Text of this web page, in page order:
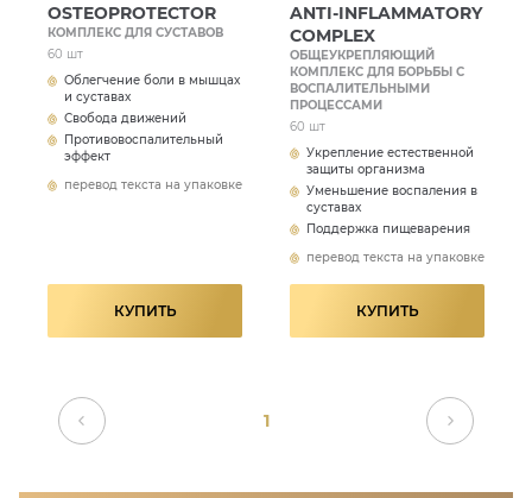
OSTEOPROTECTOR
КОМПЛЕКС ДЛЯ СУСТАВОВ
60 шт
Облегчение боли в мышцах
и суставах
Свобода движений
Противовоспалительный
эффект
перевод текста на упаковке
КУПИТЬ
ANTI-INFLAMMATORY
COMPLEX
ОБЩЕУКРЕПЛЯЮЩИЙ
КОМПЛЕКС ДЛЯ БОРЬБЫ С
ВОСПАЛИТЕЛЬНЫМИ
ПРОЦЕССАМИ
60 шт
Укрепление естественной
защиты организма
Уменьшение воспаления в
суставах
Поддержка пищеварения
перевод текста на упаковке
КУПИТЬ
1